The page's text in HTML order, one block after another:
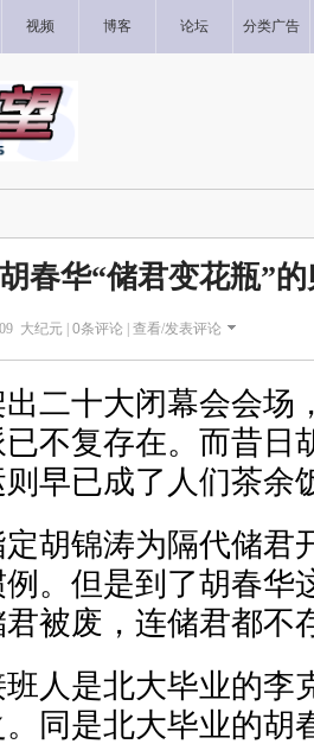
视频 博客 论坛 分类广告
胡春华“储君变花瓶”
大纪元 | 0条评论 | 查看/发表评论
二十大闭幕会会场
不复存在。而昔日
早已成了人们茶余
胡锦涛为隔代储君
。但是到了胡春华
被废，连储君都不
人是北大毕业的李
同是北大毕业的胡